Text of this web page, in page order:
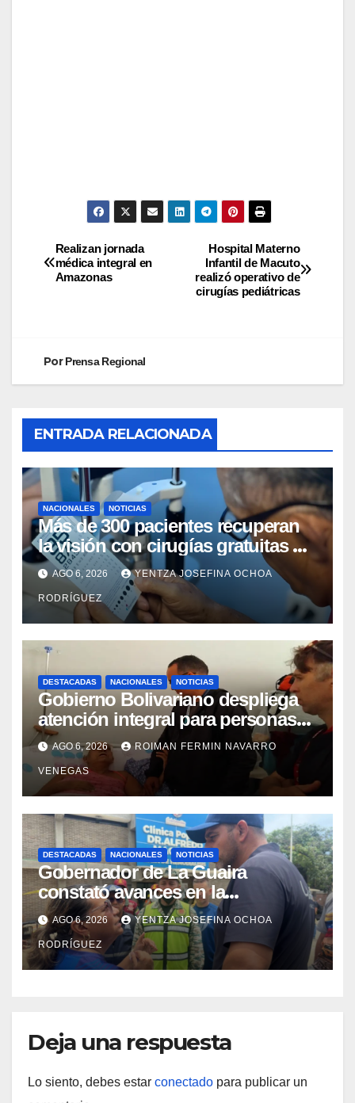
Hospital Materno
Infantil de Macuto
realizó operativo de
cirugías pediátricas
Realizan jornada
médica integral en
Amazonas
PorPrensa Regional
ENTRADA RELACIONADA
NACIONALES NOTICIAS
Más de 300 pacientes recuperan
la visión con cirugías gratuitas de
cataratas en Zulia
AGO 6, 2026 YENTZA JOSEFINA OCHOA
RODRÍGUEZ
DESTACADAS NACIONALES NOTICIAS
Gobierno Bolivariano despliega
atención integral para personas
con discapacidad en
campamentos de La Guaira
AGO 6, 2026 ROIMAN FERMIN NAVARRO
VENEGAS
DESTACADAS NACIONALES NOTICIAS
Gobernador de La Guaira
constató avances en la
rehabilitación del Hospitalito de
Catia la Mar
AGO 6, 2026 YENTZA JOSEFINA OCHOA
RODRÍGUEZ
Deja una respuesta
Lo siento, debes estar conectado para publicar un